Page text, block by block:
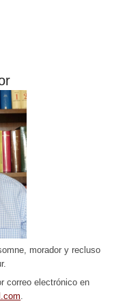
morador y recluso
correo electrónico en